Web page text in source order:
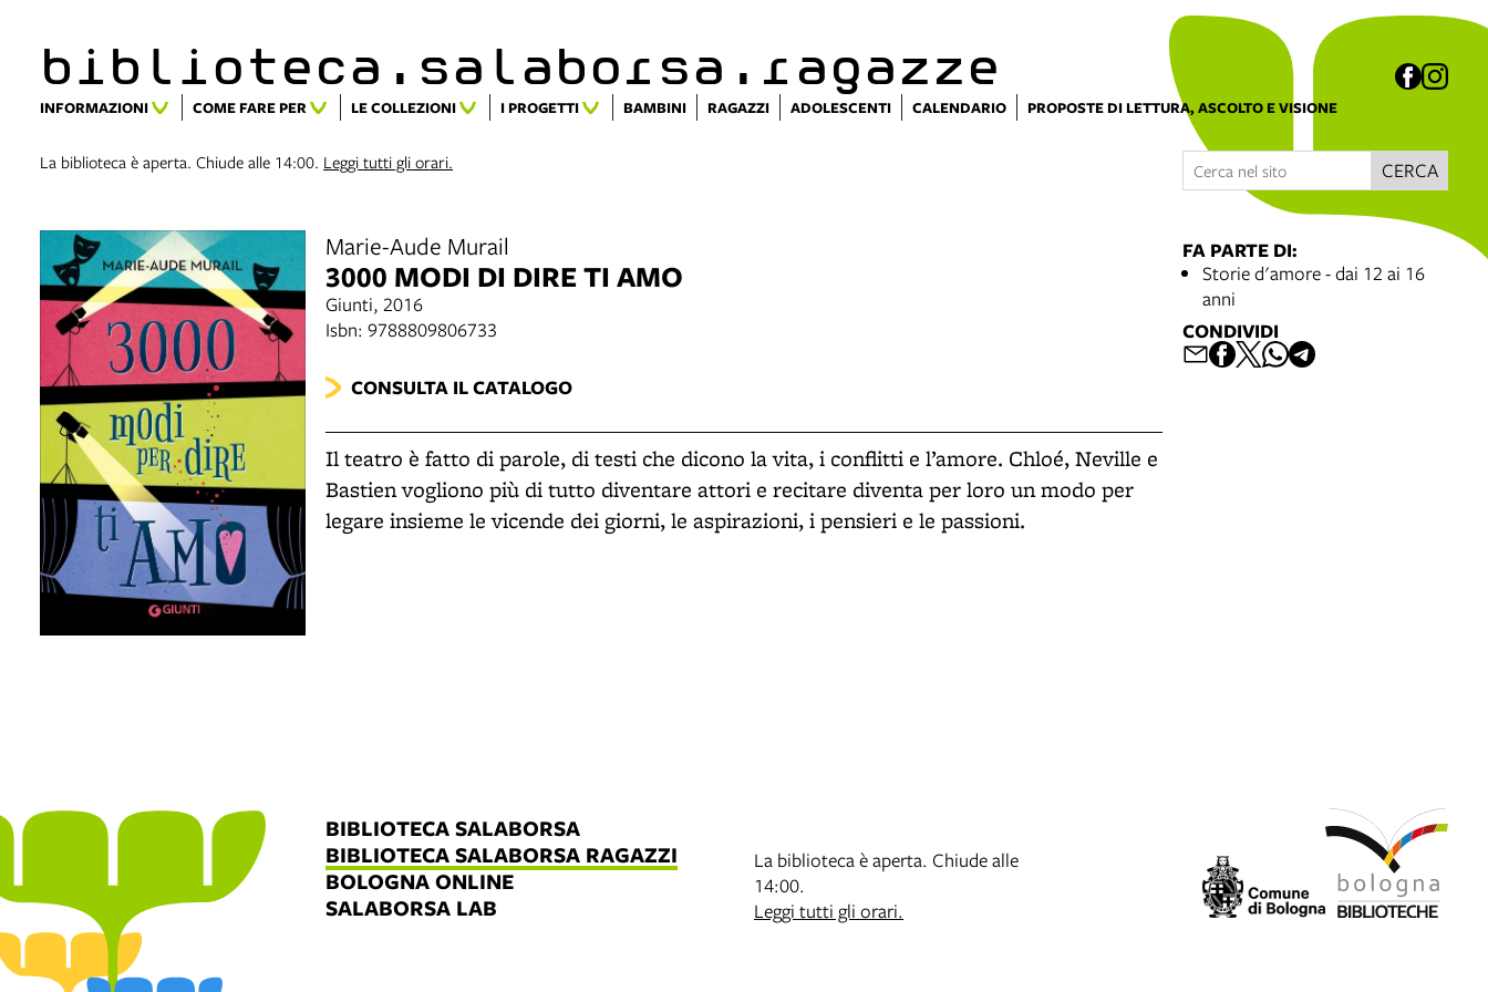
biblioteca.​salaborsa.ragazze
INFORMAZIONI COME FARE PER LE COLLEZIONI I PROGETTI BAMBINI RAGAZZI ADOLESCENTI CALENDARIO PROPOSTE DI LETTURA, ASCOLTO E VISIONE
La biblioteca è aperta. Chiude alle 14:00. Leggi tutti gli orari. CERCA
Marie-Aude Murail
3000 MODI DI DIRE TI AMO
Giunti, 2016
Isbn: 9788809806733
CONSULTA IL CATALOGO
Il teatro è fatto di parole, di testi che dicono la vita, i conflitti e l’amore. Chloé, Neville e
Bastien vogliono più di tutto diventare attori e recitare diventa per loro un modo per
legare insieme le vicende dei giorni, le aspirazioni, i pensieri e le passioni.
FA PARTE DI:
Storie d'amore - dai 12 ai 16
anni
CONDIVIDI
BIBLIOTECA SALABORSA
BIBLIOTECA SALABORSA RAGAZZI
BOLOGNA ONLINE
SALABORSA LAB
La biblioteca è aperta. Chiude alle
14:00.
Leggi tutti gli orari.